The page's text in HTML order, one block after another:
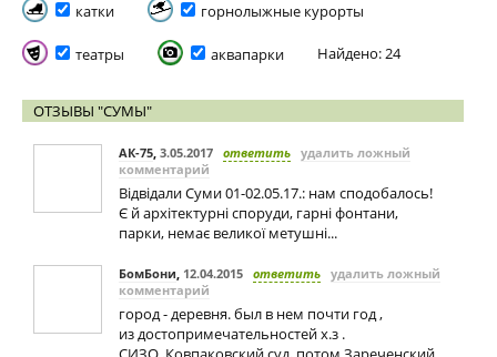
катки горнолыжные курорты
театры аквапарки Найдено: 24
ОТЗЫВЫ "СУМЫ"
АК-75, 3.05.2017 ответить удалить ложный
комментарий
Відвідали Суми 01-02.05.17.: нам сподобалось!
Є й архітектурні споруди, гарні фонтани,
парки, немає великої метушні...
БомБони, 12.04.2015 ответить удалить ложный
комментарий
город - деревня. был в нем почти год ,
из достопримечательностей х.з .